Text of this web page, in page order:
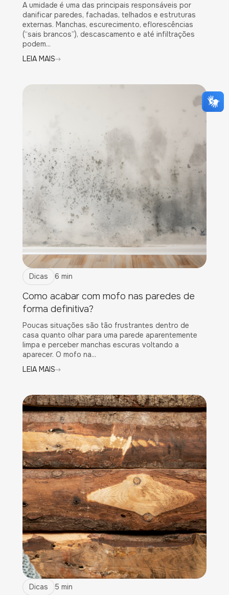
A umidade é uma das principais responsáveis por
danificar paredes, fachadas, telhados e estruturas
externas. Manchas, escurecimento, eflorescências
(“sais brancos”), descascamento e até infiltrações
podem...
LEIA MAIS
Dicas 6 min
Como acabar com mofo nas paredes de
forma definitiva?
Poucas situações são tão frustrantes dentro de
casa quanto olhar para uma parede aparentemente
limpa e perceber manchas escuras voltando a
aparecer. O mofo na...
LEIA MAIS
Dicas 5 min